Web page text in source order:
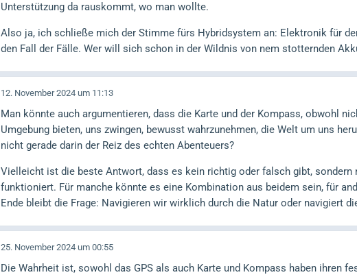
Unterstützung da rauskommt, wo man wollte.
Also ja, ich schließe mich der Stimme fürs Hybridsystem an: Elektronik für
den Fall der Fälle. Wer will sich schon in der Wildnis von nem stotternden
12. November 2024 um 11:13
Man könnte auch argumentieren, dass die Karte und der Kompass, obwohl
Umgebung bieten, uns zwingen, bewusst wahrzunehmen, die Welt um uns
nicht gerade darin der Reiz des echten Abenteuers?
Vielleicht ist die beste Antwort, dass es kein richtig oder falsch gibt, sondern
funktioniert. Für manche könnte es eine Kombination aus beidem sein, für
Ende bleibt die Frage: Navigieren wir wirklich durch die Natur oder navigiert
25. November 2024 um 00:55
Die Wahrheit ist, sowohl das GPS als auch Karte und Kompass haben ihren